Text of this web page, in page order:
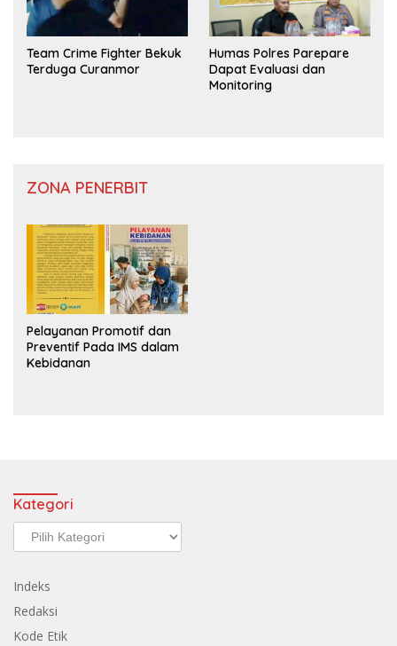
Team Crime Fighter Bekuk
Terduga Curanmor
Humas Polres Parepare
Dapat Evaluasi dan
Monitoring
ZONA PENERBIT
Pelayanan Promotif dan
Preventif Pada IMS dalam
Kebidanan
Kategori
Kategori
Indeks
Redaksi
Kode Etik